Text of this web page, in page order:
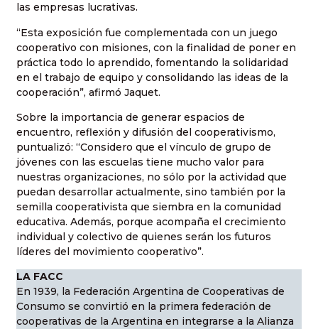
las empresas lucrativas.
“Esta exposición fue complementada con un juego
cooperativo con misiones, con la finalidad de poner en
práctica todo lo aprendido, fomentando la solidaridad
en el trabajo de equipo y consolidando las ideas de la
cooperación”, afirmó Jaquet.
Sobre la importancia de generar espacios de
encuentro, reflexión y difusión del cooperativismo,
puntualizó: “Considero que el vínculo de grupo de
jóvenes con las escuelas tiene mucho valor para
nuestras organizaciones, no sólo por la actividad que
puedan desarrollar actualmente, sino también por la
semilla cooperativista que siembra en la comunidad
educativa. Además, porque acompaña el crecimiento
individual y colectivo de quienes serán los futuros
líderes del movimiento cooperativo”.
LA FACC
En 1939, la Federación Argentina de Cooperativas de
Consumo se convirtió en la primera federación de
cooperativas de la Argentina en integrarse a la Alianza